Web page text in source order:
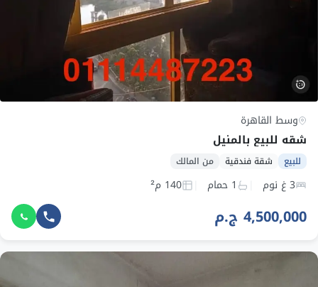
وسط القاهرة
شقه للبيع بالمنيل
للبيع شقة فندقية من المالك
3 غ نوم 1 حمام 140 م²
4,500,000 ج.م